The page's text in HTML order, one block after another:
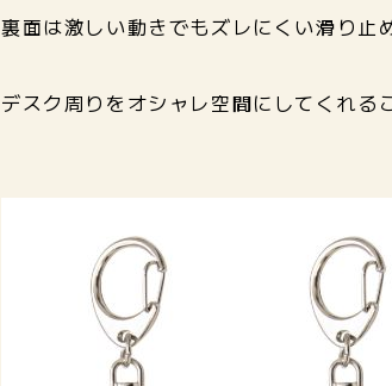
裏面は激しい動きでもズレにくい滑り止
デスク周りをオシャレ空間にしてくれる